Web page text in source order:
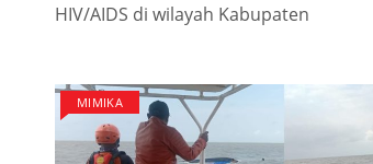
HIV/AIDS di wilayah Kabupaten
MIMIKA